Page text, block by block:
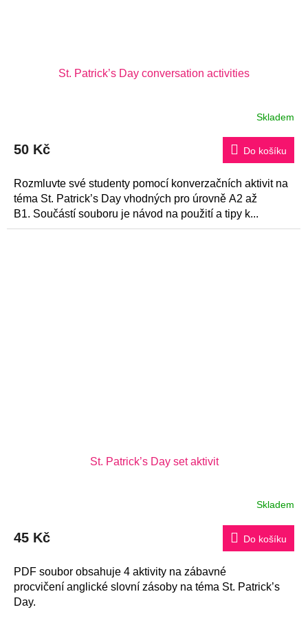
St. Patrick’s Day conversation activities
Skladem
50 Kč Do košíku
Rozmluvte své studenty pomocí konverzačních aktivit na
téma St. Patrick’s Day vhodných pro úrovně A2 až
B1. Součástí souboru je návod na použití a tipy k...
St. Patrick’s Day set aktivit
Skladem
45 Kč Do košíku
PDF soubor obsahuje 4 aktivity na zábavné
procvičení anglické slovní zásoby na téma St. Patrick’s
Day.